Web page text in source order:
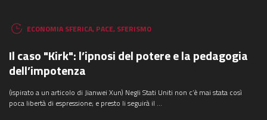
ECONOMIA SFERICA, PACE, SFERISMO
Il caso "Kirk": l’ipnosi del potere e la pedagogia
dell’impotenza
(ispirato a un articolo di Jianwei Xun) Negli Stati Uniti non c’è mai stata così
poca libertà di espressione; e presto li seguirà il ...